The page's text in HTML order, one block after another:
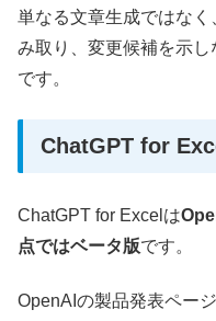
単なる文章生成ではな
み取り、変更候補を示
です。
ChatGPT for
ChatGPT for Excelは
点ではベータ版です。
OpenAIの製品発表ペー